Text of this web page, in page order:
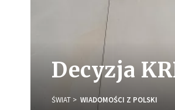
Decyzja
ŚWIAT WIADOMOŚCI Z POLSKI